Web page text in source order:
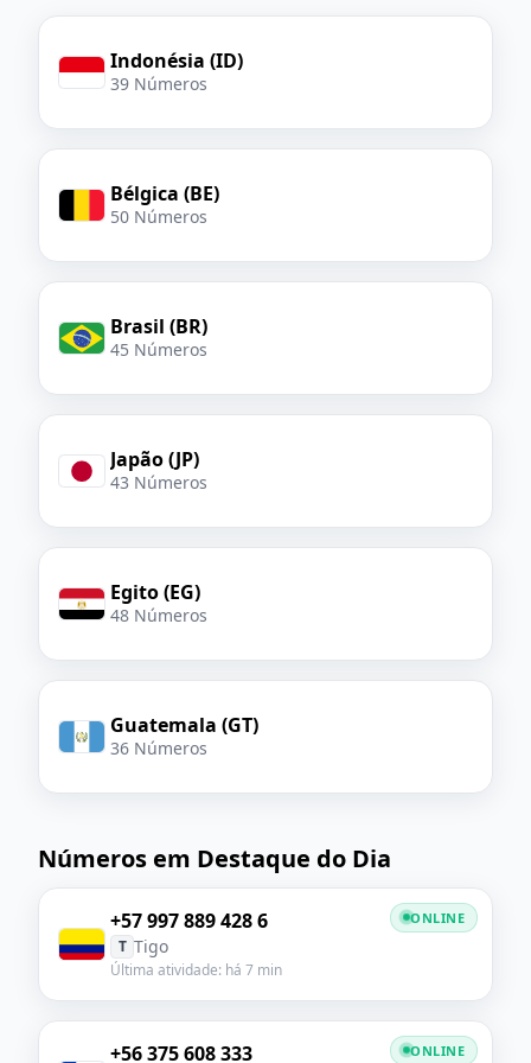
Indonésia (ID)
39 Números
Bélgica (BE)
50 Números
Brasil (BR)
45 Números
Japão (JP)
43 Números
Egito (EG)
48 Números
Guatemala (GT)
36 Números
Números em Destaque do Dia
+57 997 889 428 6
T Tigo
Última atividade: há 7 min
ONLINE
+56 375 608 333 ONLINE